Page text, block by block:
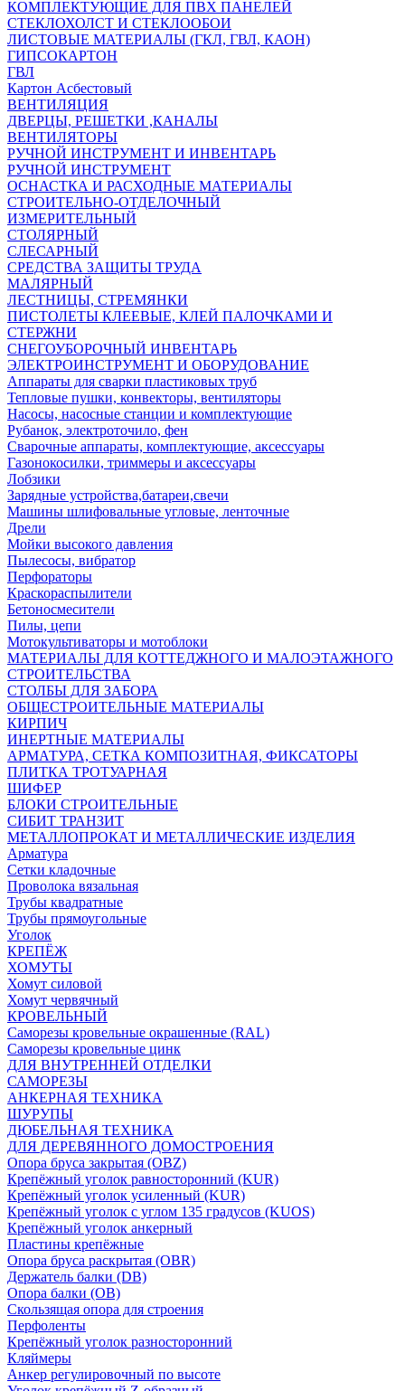
КОМПЛЕКТУЮЩИЕ ДЛЯ ПВХ ПАНЕЛЕЙ
СТЕКЛОХОЛСТ И СТЕКЛООБОИ
ЛИСТОВЫЕ МАТЕРИАЛЫ (ГКЛ, ГВЛ, КАОН)
ГИПСОКАРТОН
ГВЛ
Картон Асбестовый
ВЕНТИЛЯЦИЯ
ДВЕРЦЫ, РЕШЕТКИ ,КАНАЛЫ
ВЕНТИЛЯТОРЫ
РУЧНОЙ ИНСТРУМЕНТ И ИНВЕНТАРЬ
РУЧНОЙ ИНСТРУМЕНТ
ОСНАСТКА И РАСХОДНЫЕ МАТЕРИАЛЫ
СТРОИТЕЛЬНО-ОТДЕЛОЧНЫЙ
ИЗМЕРИТЕЛЬНЫЙ
СТОЛЯРНЫЙ
СЛЕСАРНЫЙ
СРЕДСТВА ЗАЩИТЫ ТРУДА
МАЛЯРНЫЙ
ЛЕСТНИЦЫ, СТРЕМЯНКИ
ПИСТОЛЕТЫ КЛЕЕВЫЕ, КЛЕЙ ПАЛОЧКАМИ И
СТЕРЖНИ
СНЕГОУБОРОЧНЫЙ ИНВЕНТАРЬ
ЭЛЕКТРОИНСТРУМЕНТ И ОБОРУДОВАНИЕ
Аппараты для сварки пластиковых труб
Тепловые пушки, конвекторы, вентиляторы
Насосы, насосные станции и комплектующие
Рубанок, электроточило, фен
Сварочные аппараты, комплектующие, аксессуары
Газонокосилки, триммеры и аксессуары
Лобзики
Зарядные устройства,батареи,свечи
Машины шлифовальные угловые, ленточные
Дрели
Мойки высокого давления
Пылесосы, вибратор
Перфораторы
Краскораспылители
Бетоносмесители
Пилы, цепи
Мотокультиваторы и мотоблоки
МАТЕРИАЛЫ ДЛЯ КОТТЕДЖНОГО И МАЛОЭТАЖНОГО
СТРОИТЕЛЬСТВА
СТОЛБЫ ДЛЯ ЗАБОРА
ОБЩЕСТРОИТЕЛЬНЫЕ МАТЕРИАЛЫ
КИРПИЧ
ИНЕРТНЫЕ МАТЕРИАЛЫ
АРМАТУРА, СЕТКА КОМПОЗИТНАЯ, ФИКСАТОРЫ
ПЛИТКА ТРОТУАРНАЯ
ШИФЕР
БЛОКИ СТРОИТЕЛЬНЫЕ
СИБИТ ТРАНЗИТ
МЕТАЛЛОПРОКАТ И МЕТАЛЛИЧЕСКИЕ ИЗДЕЛИЯ
Арматура
Сетки кладочные
Проволока вязальная
Трубы квадратные
Трубы прямоугольные
Уголок
КРЕПЁЖ
ХОМУТЫ
Хомут силовой
Хомут червячный
КРОВЕЛЬНЫЙ
Саморезы кровельные окрашенные (RAL)
Саморезы кровельные цинк
ДЛЯ ВНУТРЕННЕЙ ОТДЕЛКИ
САМОРЕЗЫ
АНКЕРНАЯ ТЕХНИКА
ШУРУПЫ
ДЮБЕЛЬНАЯ ТЕХНИКА
ДЛЯ ДЕРЕВЯННОГО ДОМОСТРОЕНИЯ
Опора бруса закрытая (OBZ)
Крепёжный уголок равносторонний (KUR)
Крепёжный уголок усиленный (KUR)
Крепёжный уголок с углом 135 градусов (KUOS)
Крепёжный уголок анкерный
Пластины крепёжные
Опора бруса раскрытая (OBR)
Держатель балки (DB)
Опора балки (ОВ)
Скользящая опора для строения
Перфоленты
Крепёжный уголок разносторонний
Кляймеры
Анкер регулировочный по высоте